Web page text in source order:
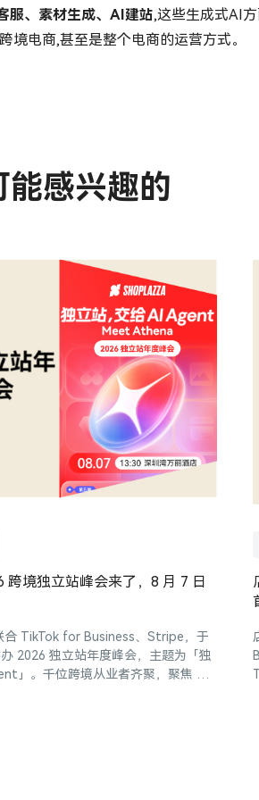
服、素材生成、AI建站,这些生成式AI
境电商,甚至是整个电商的运营方式。
能感兴趣的
跨境独立站峰会来了，8 月 7 日
合 TikTok for Business、Stripe，于
2026 独立站年度峰会，主题为「独
」。千位跨境从业者齐聚，聚焦 AI